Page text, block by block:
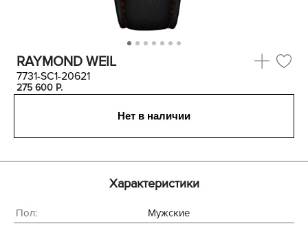
RAYMOND WEIL
7731-SC1-20621
275 600 P.
Нет в наличии
Характеристики
Пол:
Мужские